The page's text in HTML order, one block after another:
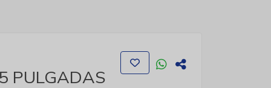
PULGADAS